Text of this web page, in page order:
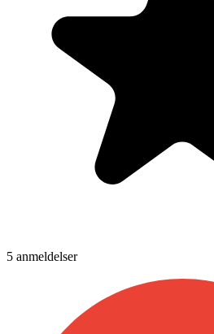
5 anmeldelser